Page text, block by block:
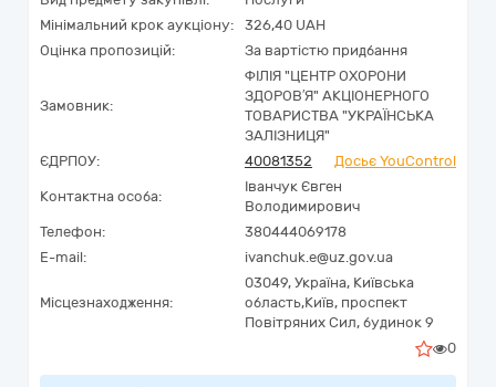
Мінімальний крок аукціону:
326,40 UAH
Оцінка пропозицій:
За вартістю придбання
Замовник:
ФІЛІЯ "ЦЕНТР ОХОРОНИ
ЗДОРОВ′Я" АКЦІОНЕРНОГО
ТОВАРИСТВА "УКРАЇНСЬКА
ЗАЛІЗНИЦЯ"
ЄДРПОУ:
40081352 Досьє YouControl
Контактна особа:
Іванчук Євген
Володимирович
Телефон:
380444069178
E-mail:
ivanchuk.e@uz.gov.ua
Місцезнаходження:
03049, Україна, Київська
область,Київ, проспект
Повітряних Сил, будинок 9
0